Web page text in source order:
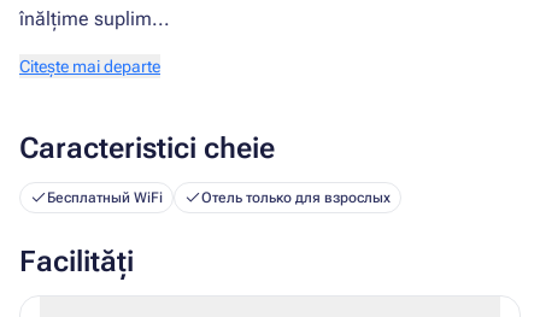
înălțime suplim...
Citește mai departe
Caracteristici cheie
Бесплатный WiFi Отель только для взрослых
Facilități